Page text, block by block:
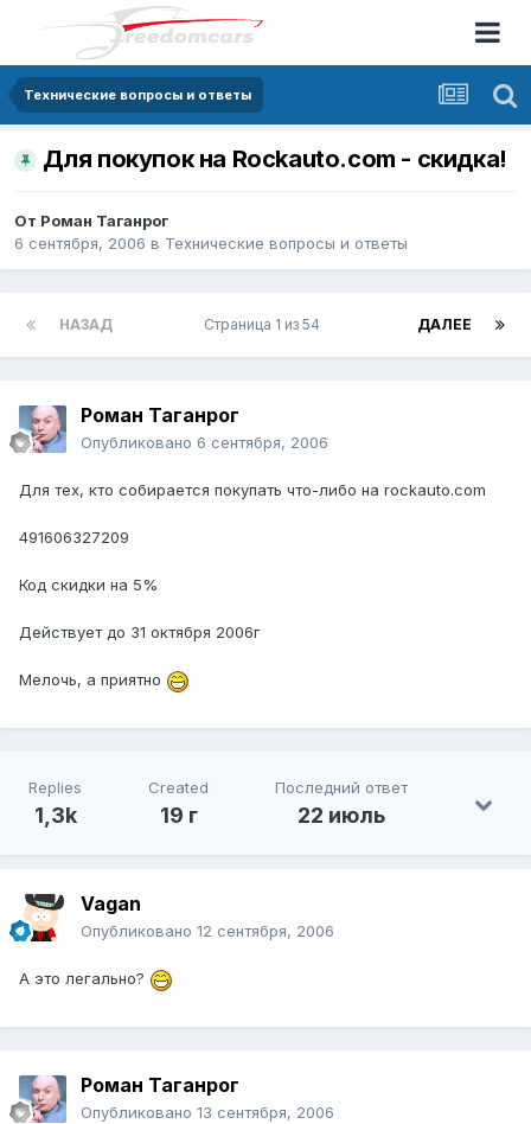
Технические вопросы и ответы
Для покупок на Rockauto.com - скидка!
От Pоман Таганрог
6 сентября, 2006 в Технические вопросы и ответы
НАЗАД ДАЛЕЕ
Страница 1 из 54
Pоман Таганрог
Опубликовано 6 сентября, 2006
Для тех, кто собирается покупать что-либо на rockauto.com
491606327209
Код скидки на 5%
Действует до 31 октября 2006г
Мелочь, а приятно
Replies
1,3k
Created
19 г
Последний ответ
22 июль
Vagan
Опубликовано 12 сентября, 2006
А это легально?
Pоман Таганрог
Опубликовано 13 сентября, 2006